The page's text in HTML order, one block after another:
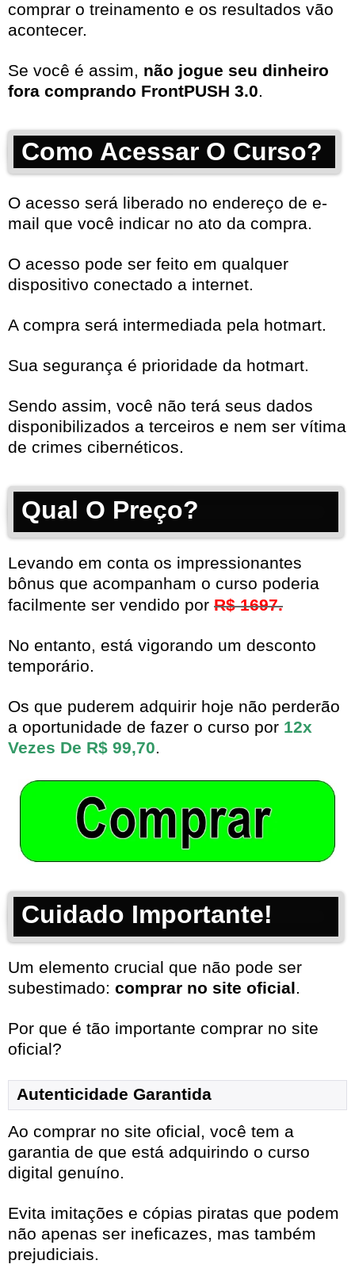
comprar o treinamento e os resultados vão
acontecer.
Se você é assim, não jogue seu dinheiro
fora comprando FrontPUSH 3.0.
Como Acessar O Curso?
O acesso será liberado no endereço de e-
mail que você indicar no ato da compra.
O acesso pode ser feito em qualquer
dispositivo conectado a internet.
A compra será intermediada pela hotmart.
Sua segurança é prioridade da hotmart.
Sendo assim, você não terá seus dados
disponibilizados a terceiros e nem ser vítima
de crimes cibernéticos.
Qual O Preço?
Levando em conta os impressionantes
bônus que acompanham o curso poderia
facilmente ser vendido por R$ 1697.
No entanto, está vigorando um desconto
temporário.
Os que puderem adquirir hoje não perderão
a oportunidade de fazer o curso por 12x
Vezes De R$ 99,70.
Cuidado Importante!
Um elemento crucial que não pode ser
subestimado: comprar no site oficial.
Por que é tão importante comprar no site
oficial?
Autenticidade Garantida
Ao comprar no site oficial, você tem a
garantia de que está adquirindo o curso
digital genuíno.
Evita imitações e cópias piratas que podem
não apenas ser ineficazes, mas também
prejudiciais.